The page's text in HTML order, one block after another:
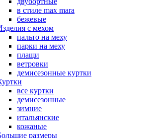
в стиле max mara
бежевые
с мехом
пальто на меху
парки на меху
плащи
ветровки
демисезонные куртки
все куртки
демисезонные
зимние
итальянские
кожаные
размеры